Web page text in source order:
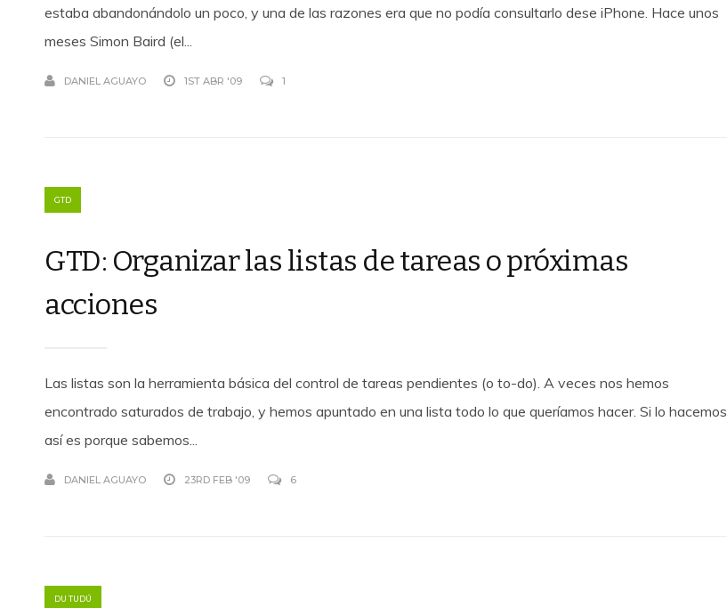
estaba abandonándolo un poco, y una de las razones era que no podía consultarlo dese iPhone. Hace unos
meses Simon Baird (el...
DANIEL AGUAYO 1ST ABR '09 1
GTD
GTD: Organizar las listas de tareas o próximas
acciones
Las listas son la herramienta básica del control de tareas pendientes (o to-do). A veces nos hemos
encontrado saturados de trabajo, y hemos apuntado en una lista todo lo que queríamos hacer. Si lo hacemos
así es porque sabemos...
DANIEL AGUAYO 23RD FEB '09 6
DU TUDÚ